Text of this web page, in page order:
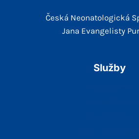
Česká Neonatologická
Jana Evangelisty
Služby